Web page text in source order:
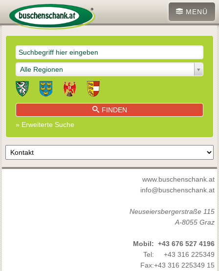
MENÜ
Alle Regionen
FINDEN
» Erweiterte Suche
www.buschenschank.at
info@buschenschank.at
Neuseiersbergerstraße 115
A-8055 Graz
Mobil: +43 676 527 4196
Tel:
+43 316 225349
Fax:+43 316 225349 15